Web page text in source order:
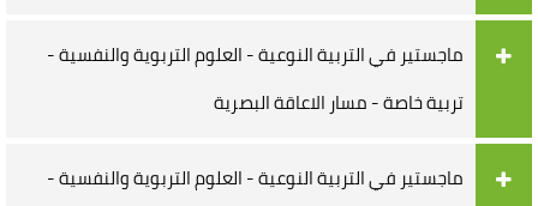
ماجستير في التربية النوعية - العلوم التربوية والنفسية -
تربية خاصة - مسار الاعاقة البصرية
ماجستير في التربية النوعية - العلوم التربوية والنفسية -